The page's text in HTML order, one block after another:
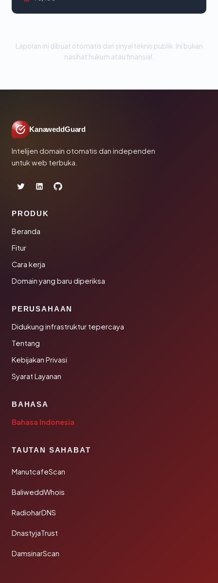
Laporan ini dibuat otomatis dari sinyal teknis publik. Ini bukan
nasihat hukum atau finansial.
KanaweddGuard
Intelijen domain otomatis dan independen
untuk web terbuka.
PRODUK
Beranda
Fitur
Cara kerja
Domain yang baru diperiksa
PERUSAHAAN
Didukung infrastruktur tepercaya
Tentang
Kebijakan Privasi
Syarat Layanan
BAHASA
Bahasa Indonesia
TAUTAN SAHABAT
ManutcafeScan
BaliweddWhois
RadioharDNS
DnastyjaTrust
DamsinarScan